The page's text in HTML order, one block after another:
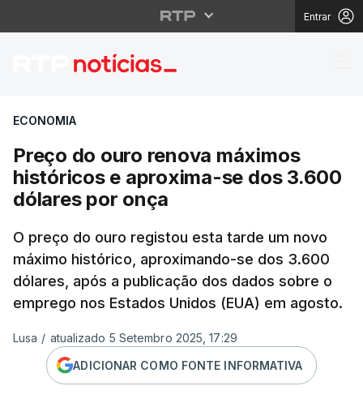
Entrar
Preço do ouro renova
ECONOMIA
Preço do ouro renova máximos
históricos e aproxima-se dos 3.600
dólares por onça
O preço do ouro registou esta tarde um novo
máximo histórico, aproximando-se dos 3.600
dólares, após a publicação dos dados sobre o
emprego nos Estados Unidos (EUA) em agosto.
Lusa / atualizado 5 Setembro 2025, 17:29
ADICIONAR COMO FONTE INFORMATIVA